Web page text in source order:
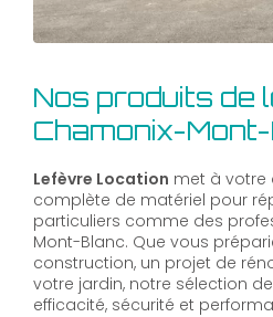
Nos produits de
Chamonix-
Lefèvre Location met à votre
complète de matériel pour
particuliers comme des
Mont-Blanc. Que vous
construction, un projet de
votre jardin, notre sélection
efficacité, sécurité et